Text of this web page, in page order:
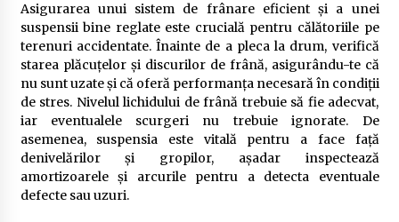
Asigurarea unui sistem de frânare eficient și a unei
suspensii bine reglate este crucială pentru călătoriile pe
terenuri accidentate. Înainte de a pleca la drum, verifică
starea plăcuțelor și discurilor de frână, asigurându-te că
nu sunt uzate și că oferă performanța necesară în condiții
de stres. Nivelul lichidului de frână trebuie să fie adecvat,
iar eventualele scurgeri nu trebuie ignorate. De
asemenea, suspensia este vitală pentru a face față
denivelărilor și gropilor, așadar inspectează
amortizoarele și arcurile pentru a detecta eventuale
defecte sau uzuri.